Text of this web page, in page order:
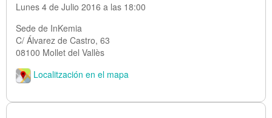
Lunes 4 de Julio 2016 a las 18:00
Sede de InKemia
C/ Álvarez de Castro, 63
08100 Mollet del Vallès
Localitzación en el mapa